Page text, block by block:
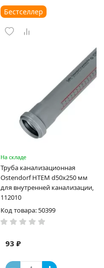
Бестселлер
На складе
Труба канализационная
Ostendorf HTEM d50x250 мм
для внутренней канализации,
112010
Код товара: 50399
93 ₽